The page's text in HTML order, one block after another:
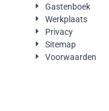
Gastenboek
Werkplaats
Privacy
Sitemap
Voorwaarden